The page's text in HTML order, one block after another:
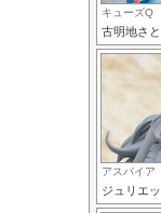
キューズQ
古明地さ
アスパイア
ジュリエ